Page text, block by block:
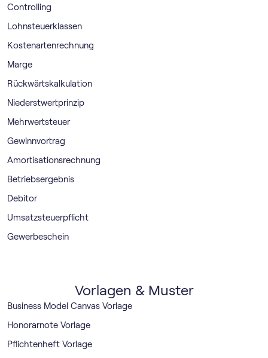
Controlling
Lohnsteuerklassen
Kostenartenrechnung
Marge
Rückwärtskalkulation
Niederstwertprinzip
Mehrwertsteuer
Gewinnvortrag
Amortisationsrechnung
Betriebsergebnis
Debitor
Umsatzsteuerpflicht
Gewerbeschein
Vorlagen & Muster
Business Model Canvas Vorlage
Honorarnote Vorlage
Pflichtenheft Vorlage